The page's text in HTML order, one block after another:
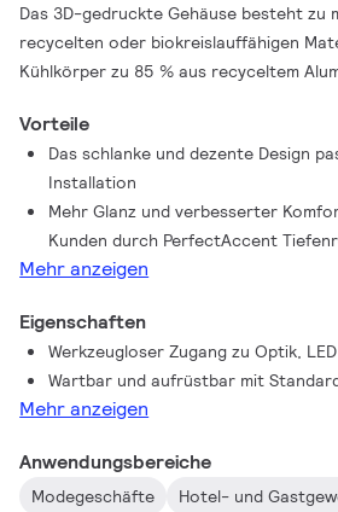
Das 3D-gedruckte Gehäuse besteht zu
recycelten oder biokreislauffähigen
Kühlkörper zu 85 % aus recyceltem
aufrüstbar, upgradefähig, vollständig
In Kombination mit der hohen
GreenSpace Evo Mini Cylinder zu einer
neuen PerfectAccent-
Lichteffekt mit erhöhtem Funkeln und
für die Augen der Kunden. Weitere
Vorteile
Das schlanke und dezente Design
Installation
Mehr Glanz und verbesserter
Kunden durch PerfectAccent
Mehr anzeigen
Eigenschaften
Werkzeugloser Zugang zu Optik,
Wartbar und aufrüstbar mit
Mehr anzeigen
Anwendungsbereiche
Modegeschäfte Hotel- und